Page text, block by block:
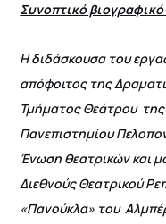
Συνοπτικό
Η διδάσκουσα του
απόφοιτος της
Τμήματος Θεάτρου
Πανεπιστημίου
Ένωση θεατρικών και
Διεθνούς Θεατρικού
«Πανούκλα» του